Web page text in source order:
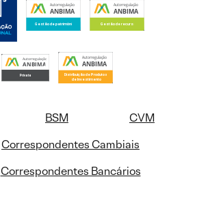
BSM
CVM
Correspondentes Cambiais
Correspondentes Bancários